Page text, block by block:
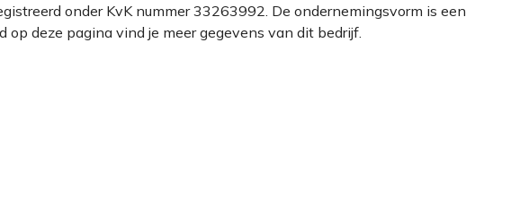
onder KvK nummer 33263992. De ondernemingsvorm is een
deze pagina vind je meer gegevens van dit bedrijf.